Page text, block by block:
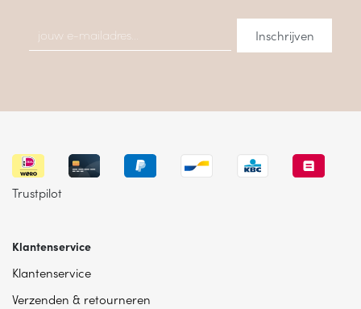
Trustpilot
Klantenservice
Klantenservice
Verzenden & retourneren